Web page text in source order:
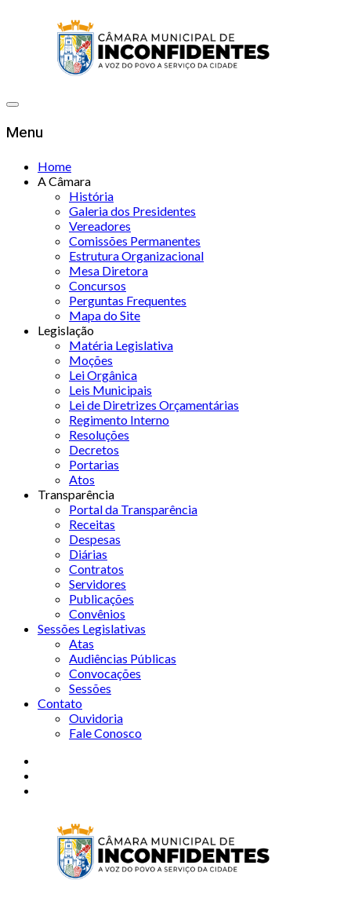
Menu
Home
A Câmara
História
Galeria dos Presidentes
Vereadores
Comissões Permanentes
Estrutura Organizacional
Mesa Diretora
Concursos
Perguntas Frequentes
Mapa do Site
Legislação
Matéria Legislativa
Moções
Lei Orgânica
Leis Municipais
Lei de Diretrizes Orçamentárias
Regimento Interno
Resoluções
Decretos
Portarias
Atos
Transparência
Portal da Transparência
Receitas
Despesas
Diárias
Contratos
Servidores
Publicações
Convênios
Sessões Legislativas
Atas
Audiências Públicas
Convocações
Sessões
Contato
Ouvidoria
Fale Conosco